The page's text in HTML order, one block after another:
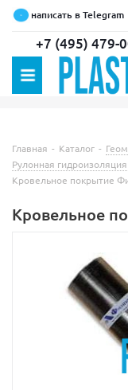
написать в Telegram
+7 (495) 479-
Главная - Каталог -
Рулонная гидроизоляция
Кровельное покрытие
Кровельное